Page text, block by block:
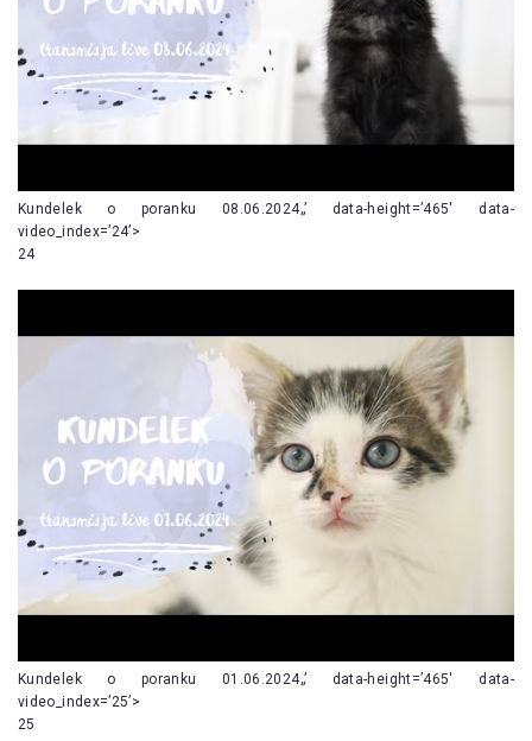
Kundelek o poranku 08.06.2024„’ data-height=’465′ data-
video_index=’24’>
24
Kundelek o poranku 01.06.2024„’ data-height=’465′ data-
video_index=’25’>
25